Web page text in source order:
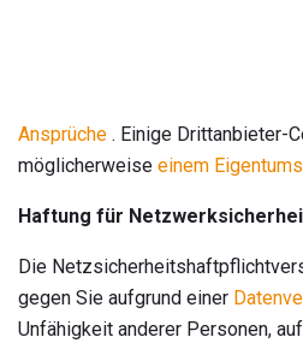
Ansprüche . Einige Drittanbieter-
möglicherweise einem
Haftung für
Die
gegen Sie aufgrund einer
Unfähigkeit anderer Personen,